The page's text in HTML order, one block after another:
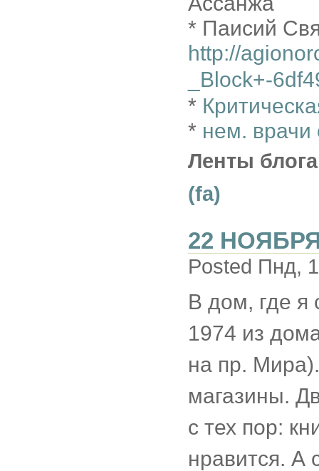
* Паисий
http://
_Block+-
*
* нем. врачи
Ленты
(fa)
22
Posted Пнд,
В дом, где я
1974 из
на пр.
магазины.
с тех пор:
нравится. А